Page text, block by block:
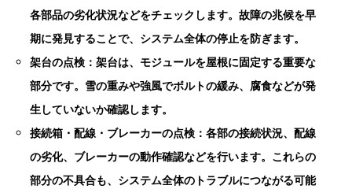
各部品の劣化状況などをチェックします。故障の兆候を早
期に発見することで、システム全体の停止を防ぎます。
架台の点検：架台は、モジュールを屋根に固定する重要な
部分です。雪の重みや強風でボルトの緩み、腐食などが発
生していないか確認します。
接続箱・配線・ブレーカーの点検：各部の接続状況、配線
の劣化、ブレーカーの動作確認などを行います。これらの
部分の不具合も、システム全体のトラブルにつながる可能